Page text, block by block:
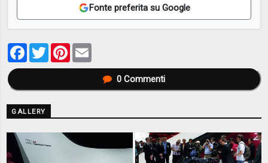
Fonte preferita su Google
Facebook
TwitterPinterest
0Commenti
GALLERY